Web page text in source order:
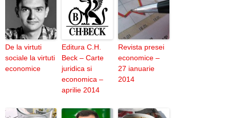
De la virtuti
sociale la virtuti
economice
Editura C.H.
Beck – Carte
juridica si
economica –
aprilie 2014
Revista presei
economice –
27 ianuarie
2014